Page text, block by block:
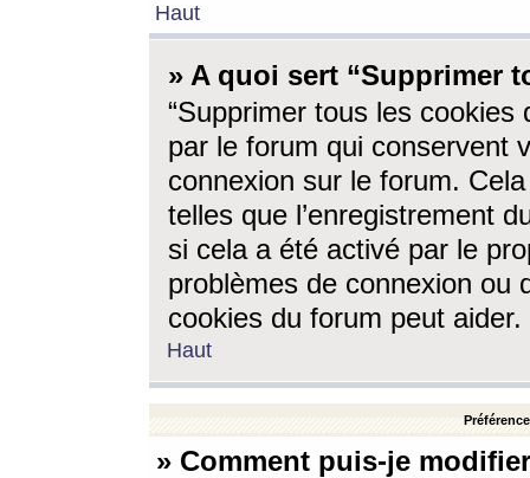
Haut
» A quoi sert “Supprimer
“Supprimer tous les cookies
par le forum qui conservent
connexion sur le forum.
telles que l’enregistrement
si cela a été activé par le
problèmes de connexion ou
cookies du forum peut aider.
Haut
» Comment puis-je